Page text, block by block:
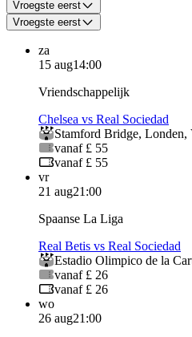
Vroegste eerst
Vroegste eerst
za
15 aug14:00
Vriendschappelijk
Chelsea vs Real Sociedad
Stamford Bridge, Londen,
vanaf £ 55
vanaf £ 55
vr
21 aug21:00
Spaanse La Liga
Real Betis vs Real Sociedad
Estadio Olimpico de la
vanaf £ 26
vanaf £ 26
wo
26 aug21:00